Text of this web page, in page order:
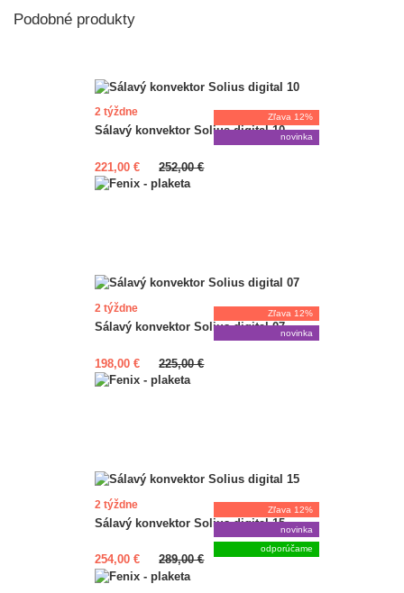
Podobné produkty
2 týždne
Sálavý konvektor Solius digital 10
221,00 € 252,00 €
Zľava 12%
novinka
2 týždne
Sálavý konvektor Solius digital 07
198,00 € 225,00 €
Zľava 12%
novinka
2 týždne
Sálavý konvektor Solius digital 15
254,00 € 289,00 €
Zľava 12%
novinka
odporúčame